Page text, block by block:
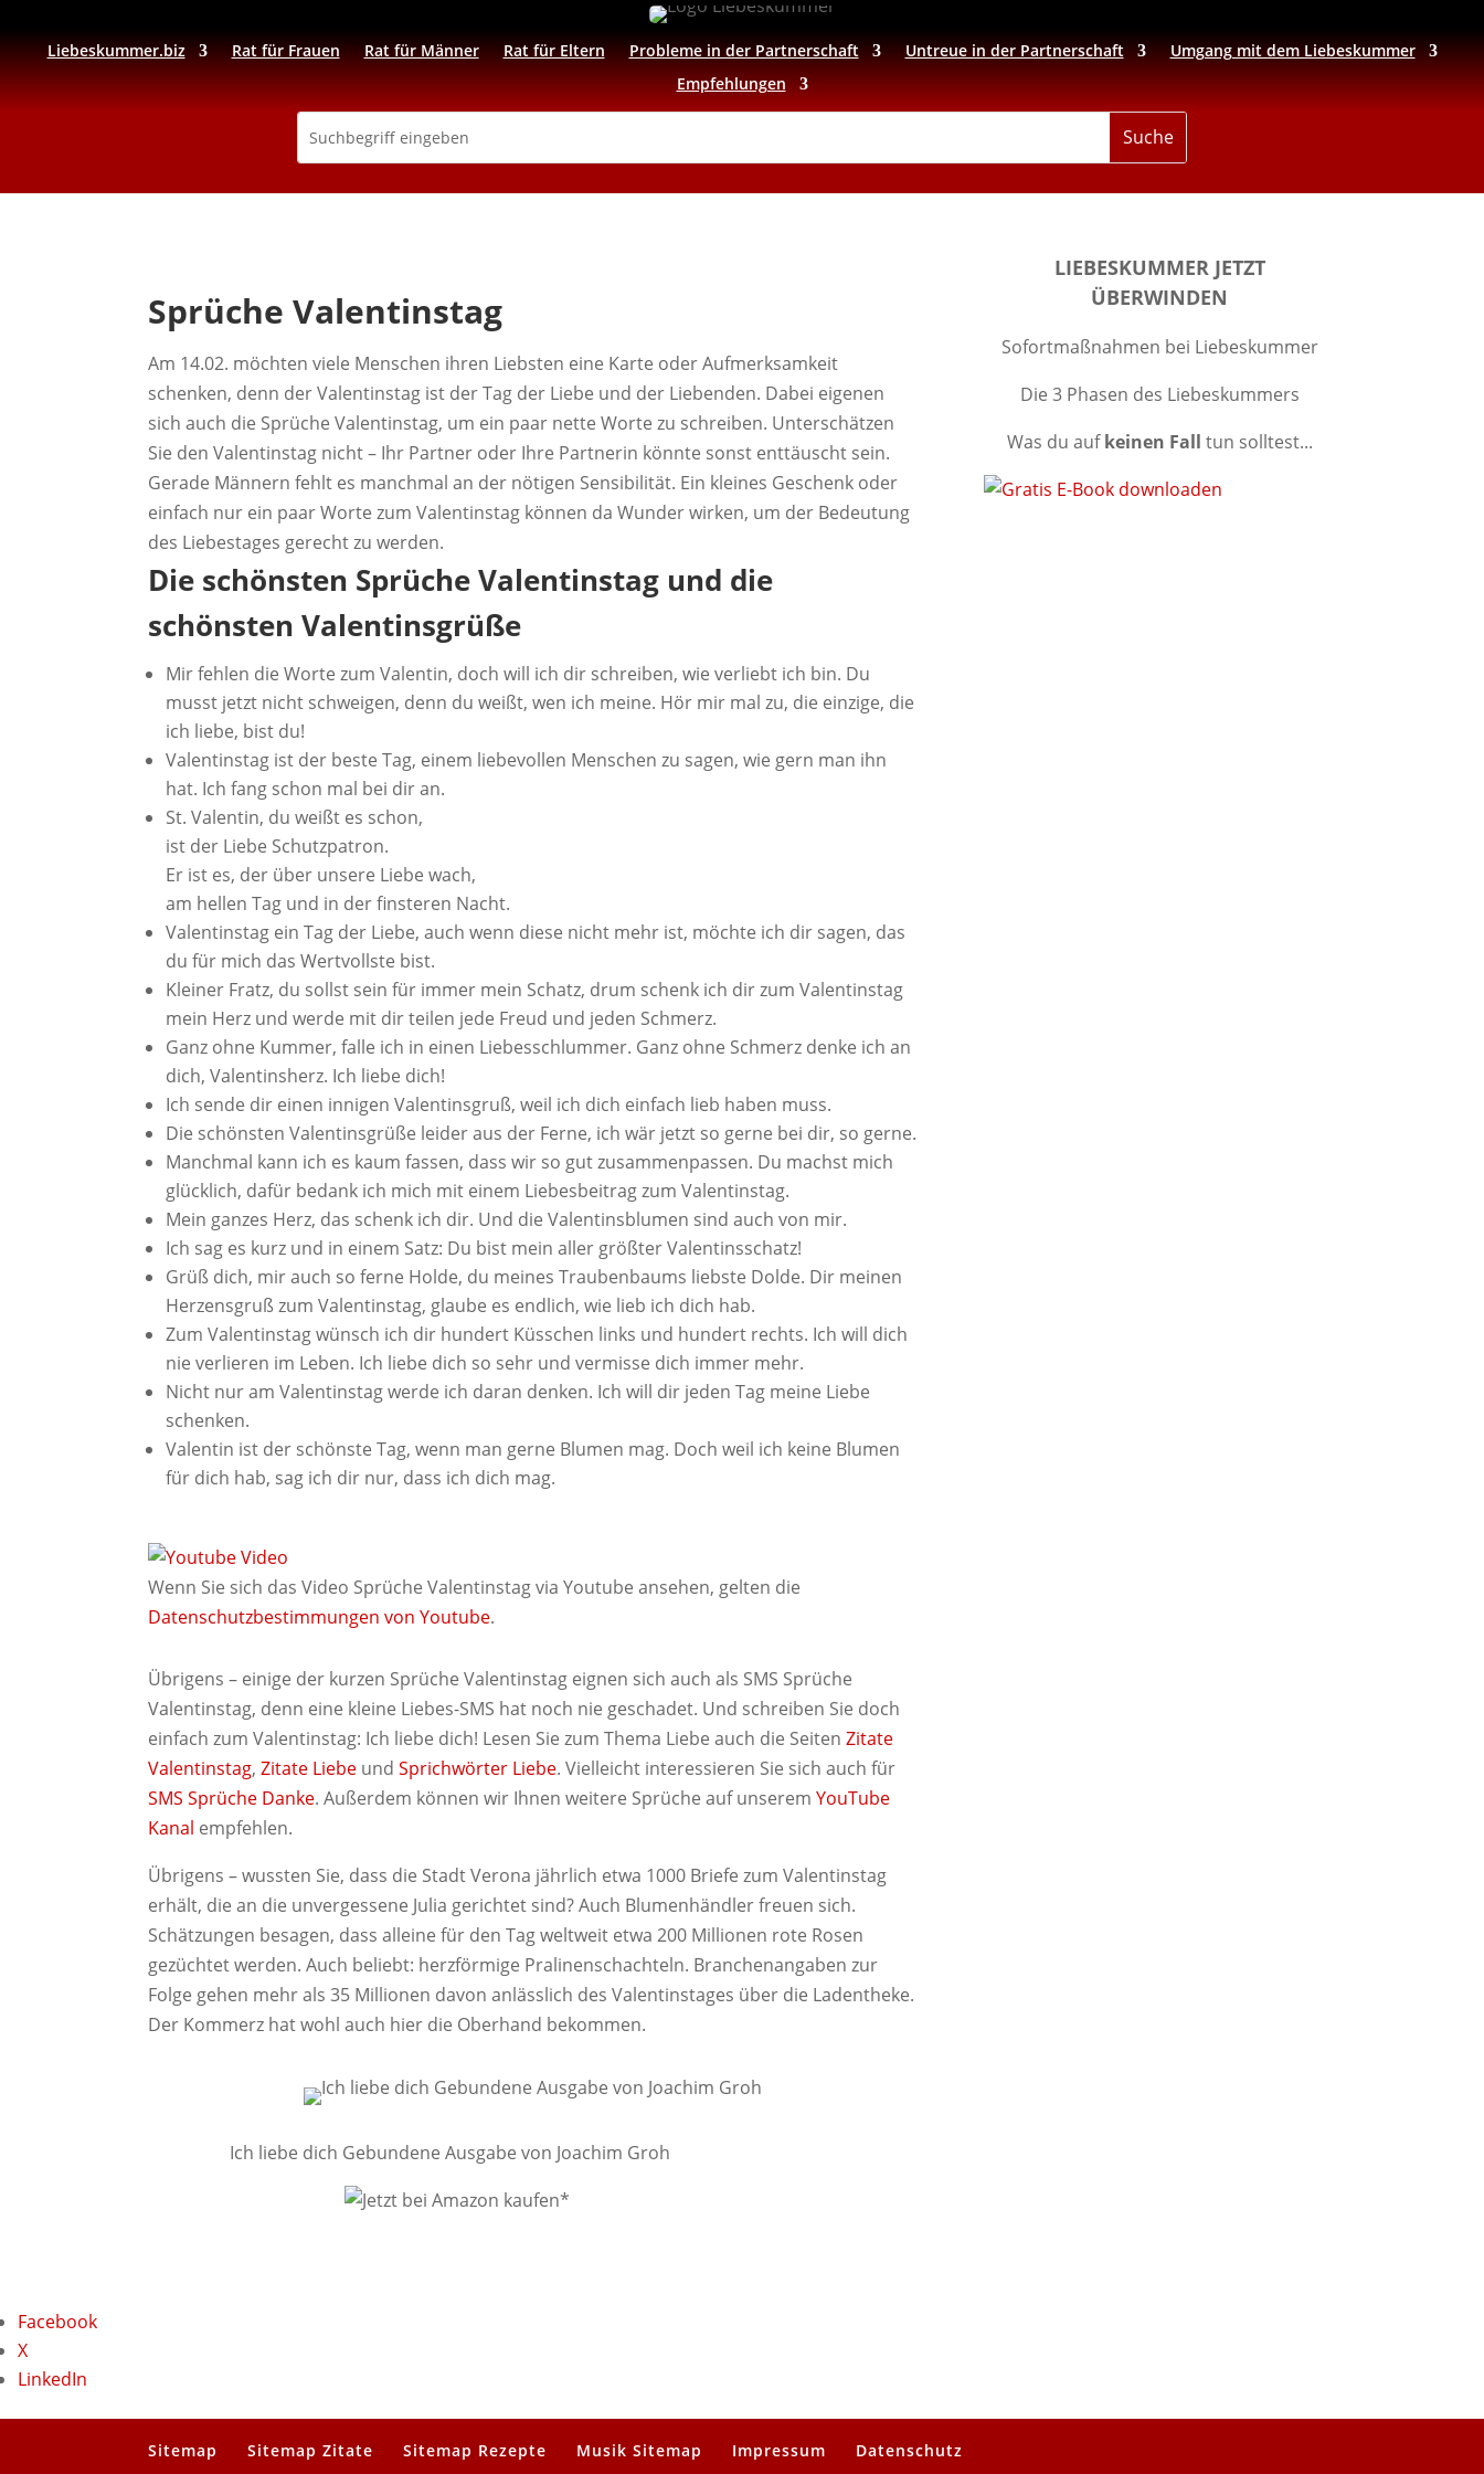
Liebeskummer.biz Rat für Frauen Rat für Männer Rat für Eltern Probleme in der Partnerschaft Untreue in der Partnerschaft
Umgang mit dem Liebeskummer
Empfehlungen
Sprüche Valentinstag
Am 14.02. möchten viele Menschen ihren Liebsten eine Karte oder Aufmerksamkeit
schenken, denn der Valentinstag ist der Tag der Liebe und der Liebenden. Dabei eigenen
sich auch die Sprüche Valentinstag, um ein paar nette Worte zu schreiben. Unterschätzen
Sie den Valentinstag nicht – Ihr Partner oder Ihre Partnerin könnte sonst enttäuscht sein.
Gerade Männern fehlt es manchmal an der nötigen Sensibilität. Ein kleines Geschenk oder
einfach nur ein paar Worte zum Valentinstag können da Wunder wirken, um der Bedeutung
des Liebestages gerecht zu werden.
Die schönsten Sprüche Valentinstag und die
schönsten Valentinsgrüße
Mir fehlen die Worte zum Valentin, doch will ich dir schreiben, wie verliebt ich bin. Du
musst jetzt nicht schweigen, denn du weißt, wen ich meine. Hör mir mal zu, die einzige, die
ich liebe, bist du!
Valentinstag ist der beste Tag, einem liebevollen Menschen zu sagen, wie gern man ihn
hat. Ich fang schon mal bei dir an.
St. Valentin, du weißt es schon,
ist der Liebe Schutzpatron.
Er ist es, der über unsere Liebe wach,
am hellen Tag und in der finsteren Nacht.
Valentinstag ein Tag der Liebe, auch wenn diese nicht mehr ist, möchte ich dir sagen, das
du für mich das Wertvollste bist.
Kleiner Fratz, du sollst sein für immer mein Schatz, drum schenk ich dir zum Valentinstag
mein Herz und werde mit dir teilen jede Freud und jeden Schmerz.
Ganz ohne Kummer, falle ich in einen Liebesschlummer. Ganz ohne Schmerz denke ich an
dich, Valentinsherz. Ich liebe dich!
Ich sende dir einen innigen Valentinsgruß, weil ich dich einfach lieb haben muss.
Die schönsten Valentinsgrüße leider aus der Ferne, ich wär jetzt so gerne bei dir, so gerne.
Manchmal kann ich es kaum fassen, dass wir so gut zusammenpassen. Du machst mich
glücklich, dafür bedank ich mich mit einem Liebesbeitrag zum Valentinstag.
Mein ganzes Herz, das schenk ich dir. Und die Valentinsblumen sind auch von mir.
Ich sag es kurz und in einem Satz: Du bist mein aller größter Valentinsschatz!
Grüß dich, mir auch so ferne Holde, du meines Traubenbaums liebste Dolde. Dir meinen
Herzensgruß zum Valentinstag, glaube es endlich, wie lieb ich dich hab.
Zum Valentinstag wünsch ich dir hundert Küsschen links und hundert rechts. Ich will dich
nie verlieren im Leben. Ich liebe dich so sehr und vermisse dich immer mehr.
Nicht nur am Valentinstag werde ich daran denken. Ich will dir jeden Tag meine Liebe
schenken.
Valentin ist der schönste Tag, wenn man gerne Blumen mag. Doch weil ich keine Blumen
für dich hab, sag ich dir nur, dass ich dich mag.
Wenn Sie sich das Video Sprüche Valentinstag via Youtube ansehen, gelten die
Datenschutzbestimmungen von Youtube.
Übrigens – einige der kurzen Sprüche Valentinstag eignen sich auch als SMS Sprüche
Valentinstag, denn eine kleine Liebes-SMS hat noch nie geschadet. Und schreiben Sie doch
einfach zum Valentinstag: Ich liebe dich! Lesen Sie zum Thema Liebe auch die SeitenZitate
Valentinstag,Zitate Liebe undSprichwörter Liebe. Vielleicht interessieren Sie sich auch für
SMS Sprüche Danke. Außerdem können wir Ihnen weitere Sprüche auf unseremYouTube
Kanal empfehlen.
Übrigens – wussten Sie, dass die Stadt Verona jährlich etwa 1000 Briefe zum Valentinstag
erhält, die an die unvergessene Julia gerichtet sind? Auch Blumenhändler freuen sich.
Schätzungen besagen, dass alleine für den Tag weltweit etwa 200 Millionen rote Rosen
gezüchtet werden. Auch beliebt: herzförmige Pralinenschachteln. Branchenangaben zur
Folge gehen mehr als 35 Millionen davon anlässlich des Valentinstages über die Ladentheke.
Der Kommerz hat wohl auch hier die Oberhand bekommen.
Ich liebe dich Gebundene Ausgabe von Joachim Groh
LIEBESKUMMER JETZT
ÜBERWINDEN
Sofortmaßnahmen bei Liebeskummer
Die 3 Phasen des Liebeskummers
Was du aufkeinen Fall tun solltest...
Facebook
X
LinkedIn
Sitemap Sitemap Zitate Sitemap Rezepte Musik Sitemap Impressum Datenschutz